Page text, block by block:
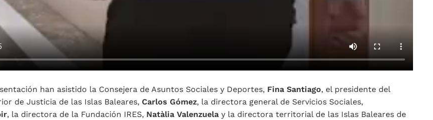
han asistido la Consejera de Asuntos Sociales y Deportes, Fina Santiago, el presidente del
de Justicia de las Islas Baleares, Carlos Gómez, la directora general de Servicios Sociales,
, la directora de la Fundación IRES, Natàlia Valenzuela y la directora territorial de las Islas Baleares de